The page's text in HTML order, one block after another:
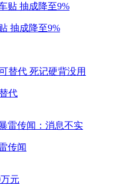
抽成降至9%
代
传闻